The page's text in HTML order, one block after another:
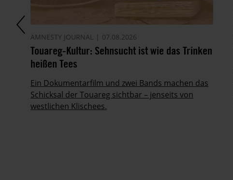
AMNESTY JOURNAL 07.08.2026
Touareg-Kultur: Sehnsucht ist wie das Trinken
heißen Tees
Ein Dokumentarfilm und zwei Bands machen das
Schicksal der Touareg sichtbar – jenseits von
westlichen Klischees.